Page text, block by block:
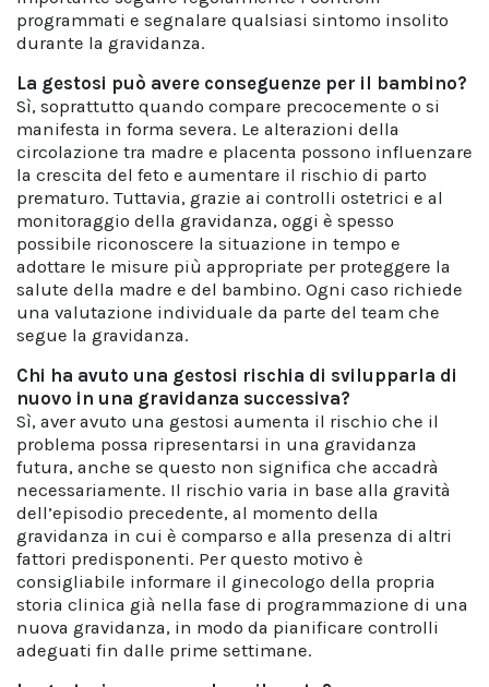
programmati e segnalare qualsiasi sintomo insolito
durante la gravidanza.
La gestosi può avere conseguenze per il bambino?
Sì, soprattutto quando compare precocemente o si
manifesta in forma severa. Le alterazioni della
circolazione tra madre e placenta possono influenzare
la crescita del feto e aumentare il rischio di parto
prematuro. Tuttavia, grazie ai controlli ostetrici e al
monitoraggio della gravidanza, oggi è spesso
possibile riconoscere la situazione in tempo e
adottare le misure più appropriate per proteggere la
salute della madre e del bambino. Ogni caso richiede
una valutazione individuale da parte del team che
segue la gravidanza.
Chi ha avuto una gestosi rischia di svilupparla di
nuovo in una gravidanza successiva?
Sì, aver avuto una gestosi aumenta il rischio che il
problema possa ripresentarsi in una gravidanza
futura, anche se questo non significa che accadrà
necessariamente. Il rischio varia in base alla gravità
dell’episodio precedente, al momento della
gravidanza in cui è comparso e alla presenza di altri
fattori predisponenti. Per questo motivo è
consigliabile informare il ginecologo della propria
storia clinica già nella fase di programmazione di una
nuova gravidanza, in modo da pianificare controlli
adeguati fin dalle prime settimane.